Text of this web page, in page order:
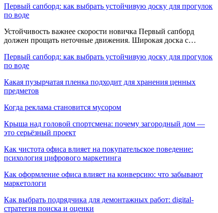
Первый сапборд: как выбрать устойчивую доску для прогулок
по воде
Устойчивость важнее скорости новичка Первый сапборд
должен прощать неточные движения. Широкая доска с…
Первый сапборд: как выбрать устойчивую доску для прогулок
по воде
Какая пузырчатая пленка подходит для хранения ценных
предметов
Когда реклама становится мусором
Крыша над головой спортсмена: почему загородный дом —
это серьёзный проект
Как чистота офиса влияет на покупательское поведение:
психология цифрового маркетинга
Как оформление офиса влияет на конверсию: что забывают
маркетологи
Как выбрать подрядчика для демонтажных работ: digital-
стратегия поиска и оценки